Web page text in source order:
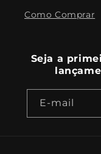
Como Comprar
Seja a
E-mail